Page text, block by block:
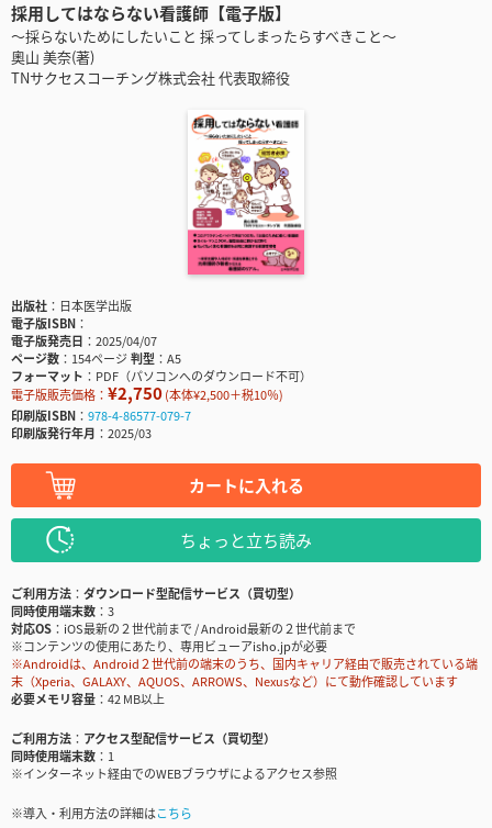
採用してはならない看護師【電子版】
～採らないためにしたいこと 採ってしまったらすべきこと～
奧山 美奈(著)
TNサクセスコーチング株式会社 代表取締役
出版社
日本医学出版
電子版ISBN
電子版発売日
2025/04/07
ページ数
154ページ判型
A5
フォーマット
PDF（パソコンへのダウンロード不可）
電子版販売価格： ¥2,750(本体¥2,500＋税10％)
印刷版ISBN
978-4-86577-079-7
印刷版発行年月
2025/03
カートに入れる
ちょっと立ち読み
ご利用方法
ダウンロード型配信サービス（買切型）
同時使用端末数
3
対応OS
iOS最新の２世代前まで / Android最新の２世代前まで
※コンテンツの使用にあたり、専用ビューアisho.jpが必要
※Androidは、Android２世代前の端末のうち、国内キャリア経由で販売されている端
末（Xperia、GALAXY、AQUOS、ARROWS、Nexusなど）にて動作確認しています
必要メモリ容量
42 MB以上
ご利用方法
アクセス型配信サービス（買切型）
同時使用端末数
1
※インターネット経由でのWEBブラウザによるアクセス参照
※導入・利用方法の詳細はこちら